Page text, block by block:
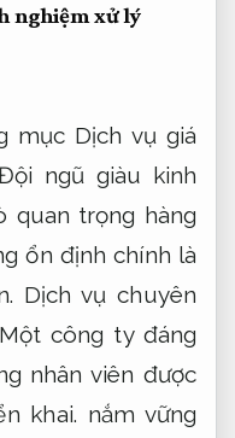
nghiệm xử lý
mục Dịch vụ giá
ngũ giàu kinh
quan trọng hàng
ổn định chính là
Dịch vụ chuyên
Một công ty đáng
nhân viên được
khai. nắm vững